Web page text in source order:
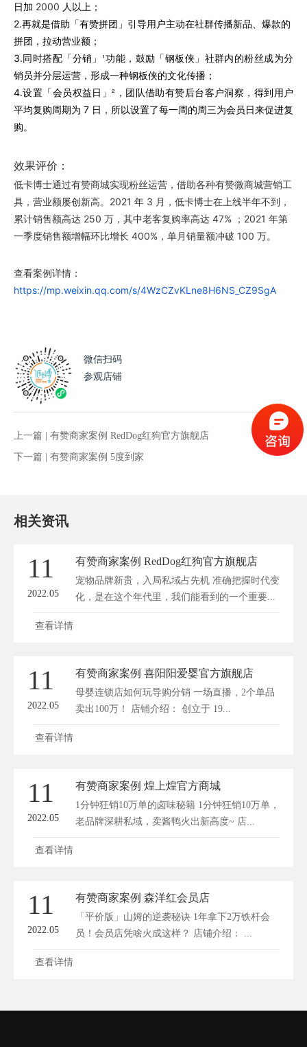
日加 2000 人以上；
2.再就是借助 「有赞拼团」 引导用户主动在社群传播新品、爆款的
拼团，拉动营业额；
3.同时搭配 「分销」 ¹功能，鼓励「钢板侠」社群内的粉丝成为分
销员并分层运营，形成一种钢板侠的文化传播；
4.设置 「会员权益日」² ，团队借助有赞后台客户洞察，得到用户
平均复购周期为 7 日，所以设置了每一周的周三为会员日来促进复
购。
效果评价：
低卡博士通过有赞商城实现粉丝运营，借助各种有赞微商城营销工
具，营业额屡创新高。2021 年 3 月，低卡博士在上线半年不到，
累计销售额高达 250 万，其中老客复购率高达 47% ；2021 年第
一季度销售额增幅环比增长 400%，单月销量额冲破 100 万。
查看案例详情：
https://mp.weixin.qq.com/s/4WzCZvKLne8H6NS_CZ9SgA
微信扫码
参观店铺
上一篇 | 有赞商家案例 RedDog红狗官方旗舰店
下一篇 | 有赞商家案例 5度到家
相关资讯
11
2022.05
有赞商家案例 RedDog红狗官方旗舰店
宠物品牌新贵，入局私域占先机 准确把握时代变
化，是在这个年代里，我们能看到的一个重要...
查看详情
11
2022.05
有赞商家案例 喜阳阳爱婴官方旗舰店
母婴连锁店如何玩导购分销 一场直播，2个单品
卖出100万！ 店铺介绍： 创立于 19...
查看详情
11
2022.05
有赞商家案例 煌上煌官方商城
1分钟狂销10万单的卤味秘籍 1分钟狂销10万单，
老品牌深耕私域，卖酱鸭火出新高度~ 店...
查看详情
11
2022.05
有赞商家案例 森洋红会员店
「平价版」山姆的逆袭秘诀 1年拿下2万铁杆会
员！会员店凭啥火成这样？ 店铺介绍： ...
查看详情